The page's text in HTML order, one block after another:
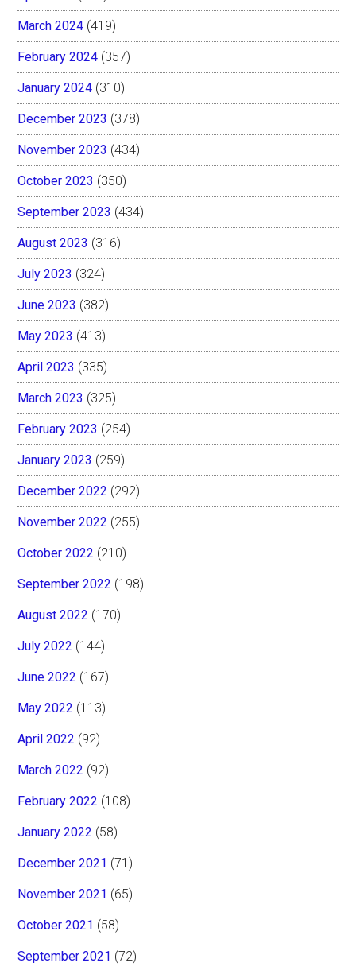
March 2024 (419)
February 2024 (357)
January 2024 (310)
December 2023 (378)
November 2023 (434)
October 2023 (350)
September 2023 (434)
August 2023 (316)
July 2023 (324)
June 2023 (382)
May 2023 (413)
April 2023 (335)
March 2023 (325)
February 2023 (254)
January 2023 (259)
December 2022 (292)
November 2022 (255)
October 2022 (210)
September 2022 (198)
August 2022 (170)
July 2022 (144)
June 2022 (167)
May 2022 (113)
April 2022 (92)
March 2022 (92)
February 2022 (108)
January 2022 (58)
December 2021 (71)
November 2021 (65)
October 2021 (58)
September 2021 (72)